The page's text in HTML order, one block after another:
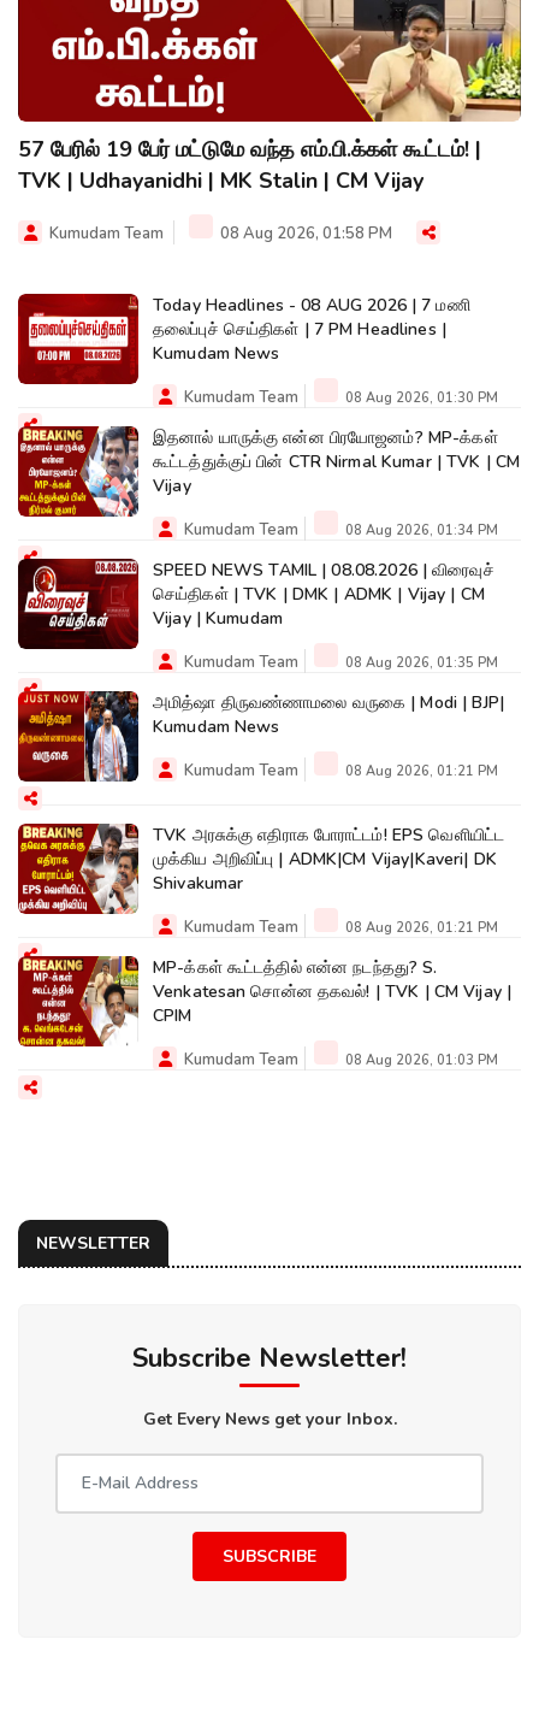
57 பேரில் 19 பேர் மட்டுமே வந்த எம்.பி.க்கள் கூட்டம்! |
TVK | Udhayanidhi | MK Stalin | CM Vijay
Kumudam Team 08 Aug 2026, 01:58 PM
Today Headlines - 08 AUG 2026 | 7 மணி
தலைப்புச் செய்திகள் | 7 PM Headlines |
Kumudam News
Kumudam Team 08 Aug 2026, 01:30 PM
இதனால் யாருக்கு என்ன பிரயோஜனம்? MP-க்கள்
கூட்டத்துக்குப் பின் CTR Nirmal Kumar | TVK | CM
Vijay
Kumudam Team 08 Aug 2026, 01:34 PM
SPEED NEWS TAMIL | 08.08.2026 | விரைவுச்
செய்திகள் | TVK | DMK | ADMK | Vijay | CM
Vijay | Kumudam
Kumudam Team 08 Aug 2026, 01:35 PM
அமித்ஷா திருவண்ணாமலை வருகை | Modi | BJP|
Kumudam News
Kumudam Team 08 Aug 2026, 01:21 PM
TVK அரசுக்கு எதிராக போராட்டம்! EPS வெளியிட்ட
முக்கிய அறிவிப்பு | ADMK|CM Vijay|Kaveri| DK
Shivakumar
Kumudam Team 08 Aug 2026, 01:21 PM
MP-க்கள் கூட்டத்தில் என்ன நடந்தது? S.
Venkatesan சொன்ன தகவல்! | TVK | CM Vijay |
CPIM
Kumudam Team 08 Aug 2026, 01:03 PM
NEWSLETTER
Subscribe Newsletter!
Get Every News get your Inbox.
SUBSCRIBE